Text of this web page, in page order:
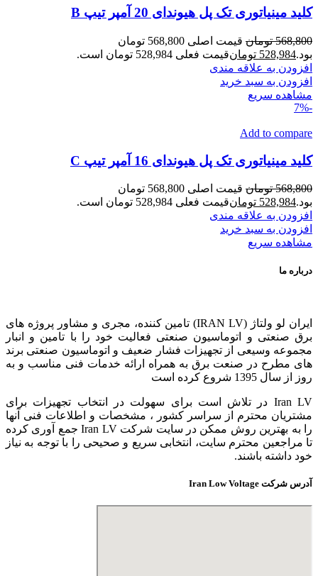
کلید مینیاتوری تک پل هیوندای 20 آمپر تیپ B
568,800 تومان
قیمت اصلی 568,800 تومان
بود.528,984 تومانقیمت فعلی 528,984 تومان است.
افزودن به علاقه مندی
افزودن به سبد خرید
مشاهده سریع
-7%
Add to compare
کلید مینیاتوری تک پل هیوندای 16 آمپر تیپ C
568,800 تومان
قیمت اصلی 568,800 تومان
بود.528,984 تومانقیمت فعلی 528,984 تومان است.
افزودن به علاقه مندی
افزودن به سبد خرید
مشاهده سریع
درباره ما
ایران لو ولتاژ (IRAN LV) تامین کننده، مجری و مشاور پروژه های
برق صنعتی و اتوماسیون صنعتی فعالیت خود را با تامین و انبار
مجموعه وسیعی از تجهیزات فشار ضعیف و اتوماسیون صنعتی برند
های مطرح در صنعت برق به همراه ارائه خدمات فنی مناسب و به
روز از سال 1395 شروع کرده است
Iran LV در تلاش است برای سهولت در انتخاب تجهیزات برای
مشتریان محترم از سراسر کشور ، مشخصات و اطلاعات فنی آنها
را به بهترین روش ممکن در سایت شرکت Iran LV جمع آوری کرده
تا مراجعین محترم سایت، انتخابی سریع و صحیحی را با توجه به نیاز
خود داشته باشند.
آدرس شرکت Iran Low Voltage